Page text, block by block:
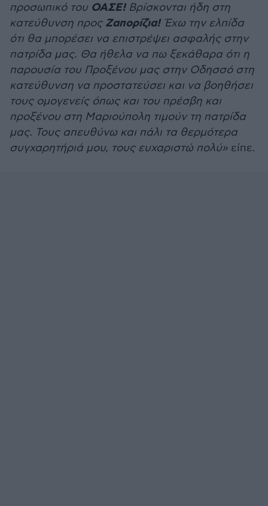
προσωπικό του ΟΑΣΕ!Βρίσκονται ήδη στη
κατεύθυνση προς Ζαπορίζια!Έχω την ελπίδα
ότι θα μπορέσει να επιστρέψει ασφαλής στην
πατρίδα μας. Θα ήθελα να πω ξεκάθαρα ότι η
παρουσία του Προξένου μας στην Οδησσό στη
κατεύθυνση να προστατεύσει και να βοηθήσει
τους ομογενείς όπως και του πρέσβη και
προξένου στη Μαριούπολη τιμούν τη πατρίδα
μας. Τους απευθύνω και πάλι τα θερμότερα
συγχαρητήριά μου, τους ευχαριστώ πολύ» είπε.